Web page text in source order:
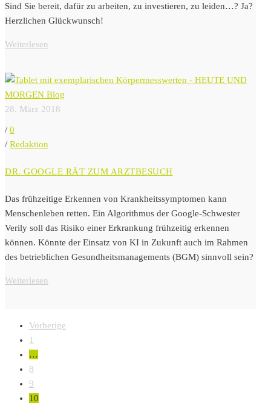
Sind Sie bereit, dafür zu arbeiten, zu investieren, zu leiden…? Ja?
Herzlichen Glückwunsch!
Weiterlesen
28. März 2018
/ 0
/ Redaktion
DR. GOOGLE RÄT ZUM ARZTBESUCH
Das frühzeitige Erkennen von Krankheitssymptomen kann
Menschenleben retten. Ein Algorithmus der Google-Schwester
Verily soll das Risiko einer Erkrankung frühzeitig erkennen
können. Könnte der Einsatz von KI in Zukunft auch im Rahmen
des betrieblichen Gesundheitsmanagements (BGM) sinnvoll sein?
Weiterlesen
Vorherige
1
…
8
9
10